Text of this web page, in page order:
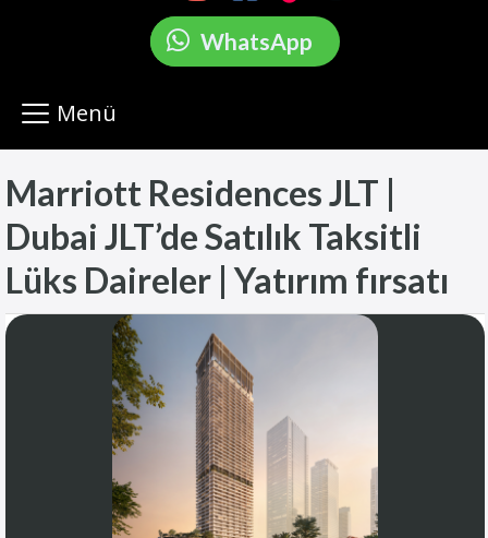
WhatsApp
Menü
Marriott Residences JLT |
Dubai JLT’de Satılık Taksitli
Lüks Daireler | Yatırım fırsatı